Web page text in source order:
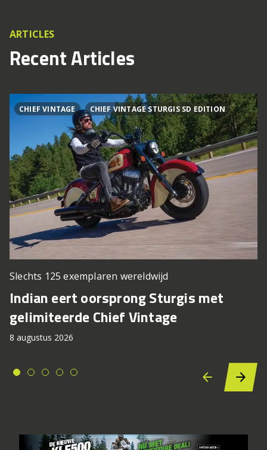
ARTICLES
Recent Articles
CHIEF VINTAGE CHIEF VINTAGE STURGIS SD EDITION
Slechts 125 exemplaren wereldwijd
Indian eert oorsprong Sturgis met
gelimiteerde Chief Vintage
8 augustus 2026